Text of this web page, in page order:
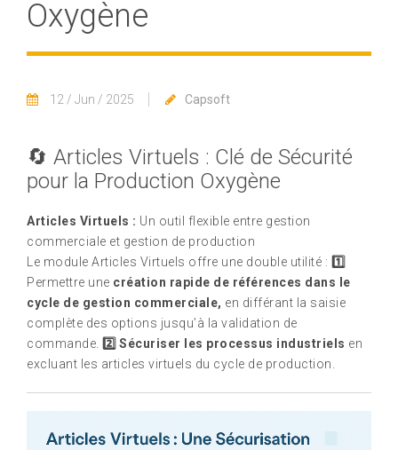
Oxygène
12 / Jun / 2025 Capsoft
🔄 Articles Virtuels : Clé de Sécurité
pour la Production Oxygène
Articles Virtuels : Un outil flexible entre gestion
commerciale et gestion de production
Le module Articles Virtuels offre une double utilité : 1️⃣
Permettre une création rapide de références dans le
cycle de gestion commerciale, en différant la saisie
complète des options jusqu’à la validation de
commande.
2️⃣ Sécuriser les processus industriels en
excluant les articles virtuels du cycle de production.